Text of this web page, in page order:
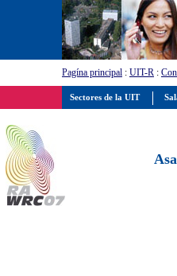
Pagína principal : UIT-R :
Sectores de la UIT